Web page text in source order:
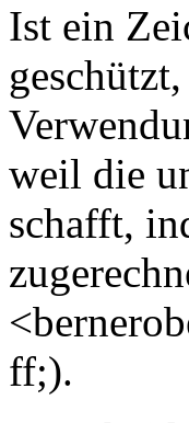
Ist ein
weil die
schafft,
ff;).